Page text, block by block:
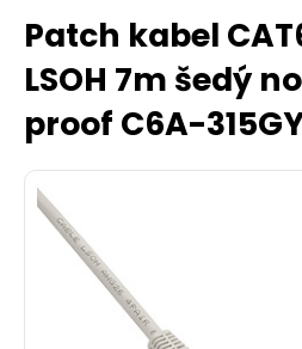
Patch kabel
LSOH 7m šedý
proof C6A-